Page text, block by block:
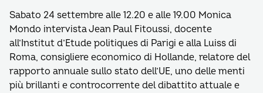
Sabato 24 settembre alle 12.20 e alle 19.00 Monica
Mondo intervista Jean Paul Fitoussi, docente
all’Institut d’Etude politiques di Parigi e alla Luiss di
Roma, consigliere economico di Hollande, relatore del
rapporto annuale sullo stato dell’UE, uno delle menti
più brillanti e controcorrente del dibattito attuale e